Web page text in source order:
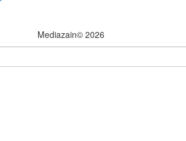
Mediazain© 2026